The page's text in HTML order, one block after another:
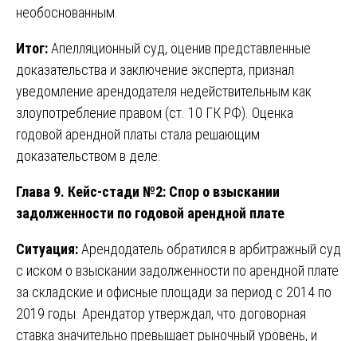
необоснованным.
Итог:Апелляционный суд, оценив представленные
доказательства и заключение эксперта, признал
уведомление арендодателя недействительным как
злоупотребление правом (ст. 10 ГК РФ). Оценка
годовой арендной платы стала решающим
доказательством в деле.
Глава 9. Кейс-стади №2: Спор о взыскании
задолженности по годовой арендной плате
Ситуация:Арендодатель обратился в арбитражный суд
с иском о взыскании задолженности по арендной плате
за складские и офисные площади за период с 2014 по
2019 годы. Арендатор утверждал, что договорная
ставка значительно превышает рыночный уровень, и